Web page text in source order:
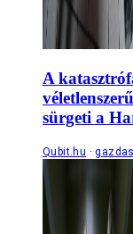
A
sürgeti a
Qubit.hu